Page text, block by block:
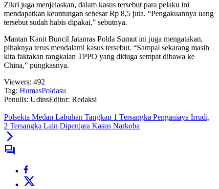
Zikri juga menjelaskan, dalam kasus tersebut para pelaku ini
mendapatkan keuntungan sebesar Rp 8,5 juta. “Pengakuannya uang
tersebut sudah habis dipakai,” sebutnya.
Mantan Kanit Buncil Jatanras Polda Sumut ini juga mengatakan,
pihaknya terus mendalami kasus tersebut. “Sampai sekarang masih
kita faktakan rangkaian TPPO yang diduga sempat dibawa ke
China,” pungkasnya.
Viewers: 492
Tag: HumasPoldasu
Penulis: UdinsEditor: Redaksi
Polsekta Medan Labuhan Tangkap 1 Tersangka Penganiaya Irrudi,
2 Tersangka Lain Dipenjara Kasus Narkoba